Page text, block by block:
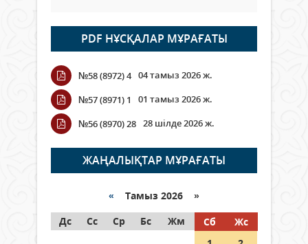
Open Air: Қызылорда облысы
полиция департаменті 20
мыңнан астам көрерменнің
қауіпсіздігін қамтамасыз етті
06 тамыз 2026 ж.
Wi-Fi ҚАБЫРҒА АРҚЫЛЫ ҚАЛАЙ
ӨТЕДІ?
06 тамыз 2026 ж. 254
граждане Казахстана,
05 тамыз 2026 ж. 133
PDF НҰСҚАЛАР МҰРАҒАТЫ
№58 (8972) 4 04 тамыз 2026 ж.
№57 (8971) 1
01 тамыз 2026 ж.
№56 (8970) 28 28 шілде 2026 ж.
ЖАҢАЛЫҚТАР МҰРАҒАТЫ
« Тамыз 2026 »
Дс
Сс Ср Бс Жм Сб
Жс